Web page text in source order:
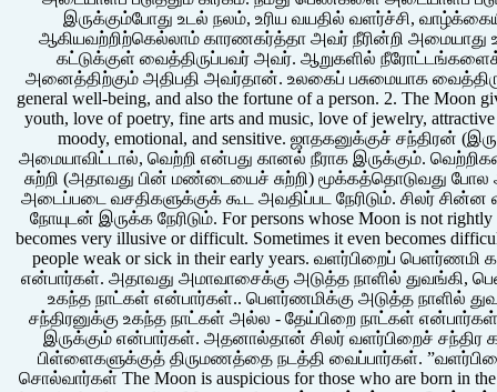
இருக்கும்போது உடல் நலம், உரிய வயதில் வளர்ச்சி,
ஆகியவற்றிற்கெல்லாம் காரணகர்த்தா அவர் நீரின்றி
கட்டுக்குள் வைத்திருப்பவர் அவர். ஆறுகளில்
அனைத்திற்கும் அதிபதி அவர்தான். உலகைப் பசுமையாக
general well-being, and also the fortune of a person. 2. The Moon
youth, love of poetry, fine arts and music, love of jewelry,
moody, emotional, and sensitive. ஜாதகனுக்குச் சந்திரன்
அமையாவிட்டால், வெற்றி என்பது கானல் நீராக இருக்கும்.
சுற்றி (அதாவது பின் மண்டையைச் சுற்றி) மூக்கத்தொடுவது
அடைப்படை வசதிகளுக்குக் கூட அவதிப்பட நேரிடும். சிலர்
நோயுடன் இருக்க நேரிடும். For persons whose Moon is not rightly
becomes very illusive or difficult. Sometimes it even becomes
people weak or sick in their early years. வளர்பிறைப்
என்பார்கள். அதாவது அமாவாசைக்கு அடுத்த நாளில் துவங்கி,
உகந்த நாட்கள் என்பார்கள்.. பெளர்ணமிக்கு அடுத்த நாளில்
சந்திரனுக்கு உகந்த நாட்கள் அல்ல - தேய்பிறை நாட்கள்
இருக்கும் என்பார்கள். அதனால்தான் சிலர் வளர்பிறைச் சந்திர
பிள்ளைகளுக்குத் திருமணத்தை நடத்தி வைப்பார்கள்.
சொல்வார்கள் The Moon is auspicious for those who are born in the